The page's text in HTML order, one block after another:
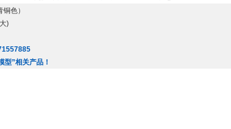
色）
)
型”相关产品！